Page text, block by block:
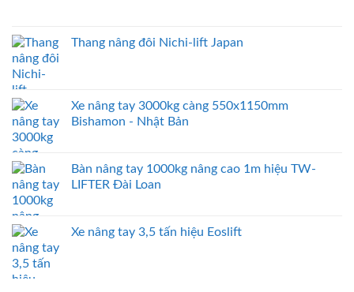
Thang nâng đôi Nichi-lift Japan
Xe nâng tay 3000kg càng 550x1150mm
Bishamon - Nhật Bản
Bàn nâng tay 1000kg nâng cao 1m hiệu TW-
LIFTER Đài Loan
Xe nâng tay 3,5 tấn hiệu Eoslift